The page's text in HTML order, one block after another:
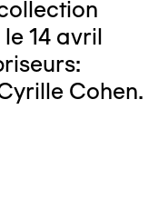
14 avril
Cohen.